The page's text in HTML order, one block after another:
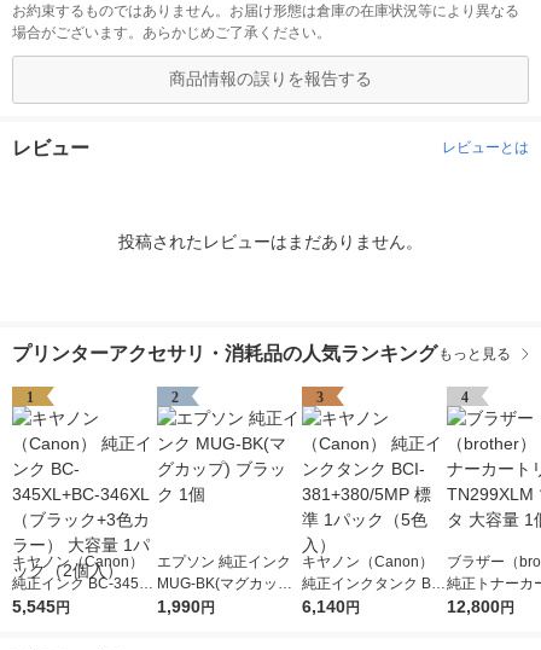
お約束するものではありません。お届け形態は倉庫の在庫状況等により異なる
場合がございます。あらかじめご了承ください。
商品情報の誤りを報告する
レビュー レビューとは
投稿されたレビューはまだありません。
プリンターアクセサリ・消耗品の人気ランキング もっと見る
1
キヤノン（Canon）
純正インク BC-345XL
+BC-346XL （ブラッ
5,545円
2
エプソン 純正インク
MUG-BK(マグカップ)
ブラック 1個
1,990円
3
キヤノン（Canon）
純正インクタンク BCI
-381+380/5MP 標準 1
6,140円
4
ブラザー（
純正トナーカ
ジ
12,800円